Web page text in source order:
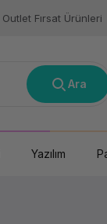
Outlet Fırsat Ürünleri
Ara
Yazılım